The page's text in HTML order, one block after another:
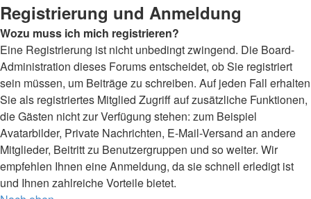
Registrierung und Anmeldung
Wozu muss ich mich registrieren?
Eine Registrierung ist nicht unbedingt zwingend. Die Board-
Administration dieses Forums entscheidet, ob Sie registriert
sein müssen, um Beiträge zu schreiben. Auf jeden Fall erhalten
Sie als registriertes Mitglied Zugriff auf zusätzliche Funktionen,
die Gästen nicht zur Verfügung stehen: zum Beispiel
Avatarbilder, Private Nachrichten, E-Mail-Versand an andere
Mitglieder, Beitritt zu Benutzergruppen und so weiter. Wir
empfehlen Ihnen eine Anmeldung, da sie schnell erledigt ist
und Ihnen zahlreiche Vorteile bietet.